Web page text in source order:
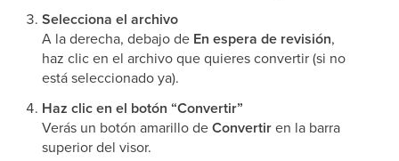
Selecciona el archivo
A la derecha, debajo de En espera de revisión,
haz clic en el archivo que quieres convertir (si no
está seleccionado ya).
Haz clic en el botón “Convertir”
Verás un botón amarillo deConvertiren la barra
superior del visor.